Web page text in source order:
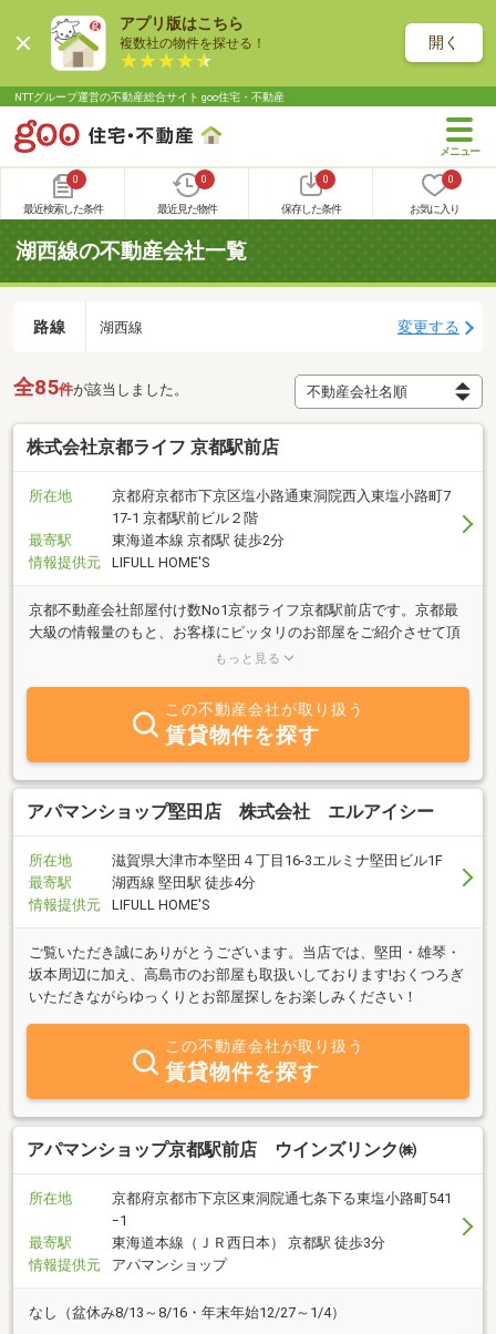
アプリ版はこちら
複数社の物件を探せる！ 開く
NTTグループ運営の不動産総合サイト goo住宅・不動産
0
最近検索した条件
0
最近見た物件
0
保存した条件
0
お気に入り
湖西線の不動産会社一覧
路線 湖西線 変更する
全85件が該当しました。
株式会社京都ライフ 京都駅前店
所在地
京都府京都市下京区塩小路通東洞院西入東塩小路町7
17-1 京都駅前ビル２階
最寄駅
東海道本線 京都駅 徒歩2分
情報提供元
LIFULL HOME'S
京都不動産会社部屋付け数No1京都ライフ京都駅前店です。京都最
大級の情報量のもと、お客様にピッタリのお部屋をご紹介させて頂
きます。スタッフ全員が「ありがとう」の心で楽しいお部屋探しの
もっと見る
この不動産会社が取り扱う
賃貸物件を探す
アパマンショップ堅田店 株式会社 エルアイシー
所在地
滋賀県大津市本堅田４丁目16-3エルミナ堅田ビル1F
最寄駅
湖西線 堅田駅 徒歩4分
情報提供元
LIFULL HOME'S
ご覧いただき誠にありがとうございます。当店では、堅田・雄琴・
坂本周辺に加え、高島市のお部屋も取扱いしております!おくつろぎ
いただきながらゆっくりとお部屋探しをお楽しみください！
この不動産会社が取り扱う
賃貸物件を探す
アパマンショップ京都駅前店 ウインズリンク㈱
所在地
京都府京都市下京区東洞院通七条下る東塩小路町541
ｰ1
最寄駅
東海道本線（ＪＲ西日本） 京都駅 徒歩3分
情報提供元
アパマンショップ
なし（盆休み8/13～8/16・年末年始12/27～1/4）